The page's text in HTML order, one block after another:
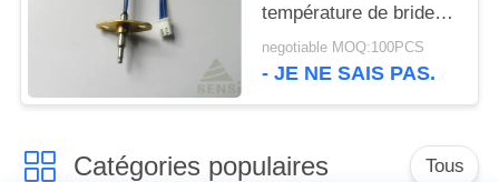
température de bride,
inclinent sensible avec
la forme de balle de
negotiable MOQ:100PCS
- JE NE SAIS PAS.
Catégories populaires Tous